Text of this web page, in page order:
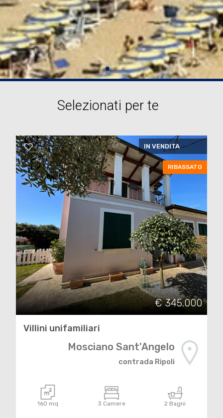
Selezionati per te
IN VENDITA
RIBASSATO
€ 345.000
Villini unifamiliari
Mosciano Sant'Angelo
contrada Ripoli
160 mq 3 Camere 2 Bagni